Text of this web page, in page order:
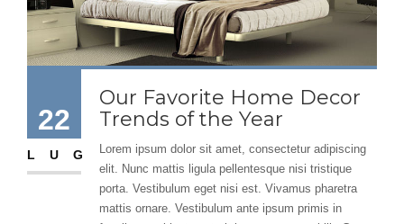
22
LUG
Our Favorite Home Decor
Trends of the Year
Lorem ipsum dolor sit amet, consectetur adipiscing
elit. Nunc mattis ligula pellentesque nisi tristique
porta. Vestibulum eget nisi est. Vivamus pharetra
mattis ornare. Vestibulum ante ipsum primis in